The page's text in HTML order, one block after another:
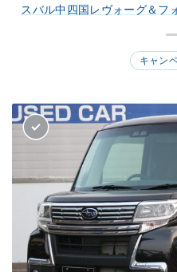
スバル中四国レヴォーグ＆フ
キャン